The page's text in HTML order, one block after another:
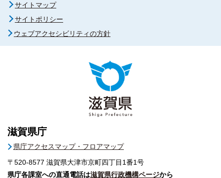
サイトマップ
サイトポリシー
ウェブアクセシビリティの方針
滋賀県庁
県庁アクセスマップ・フロアマップ
〒520-8577 滋賀県大津市京町四丁目1番1号
県庁各課室への直通電話は滋賀県行政機構ページから